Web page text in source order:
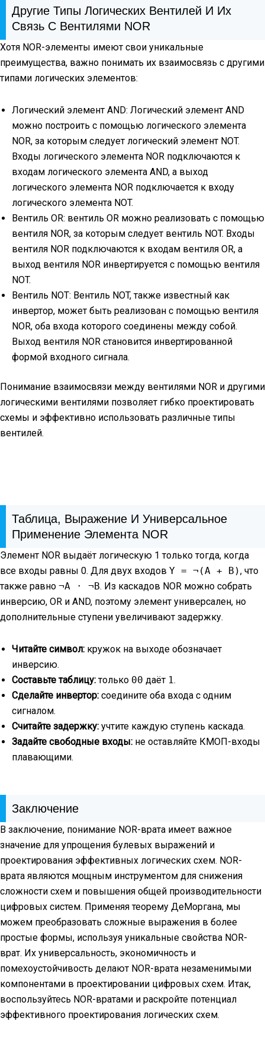
Другие Типы Логических Вентилей И Их
Связь С Вентилями NOR
Хотя NOR-элементы имеют свои уникальные
преимущества, важно понимать их взаимосвязь с другими
типами логических элементов:
Логический элемент AND: Логический элемент AND
можно построить с помощью логического элемента
NOR, за которым следует логический элемент NOT.
Входы логического элемента NOR подключаются к
входам логического элемента AND, а выход
логического элемента NOR подключается к входу
логического элемента NOT.
Вентиль OR: вентиль OR можно реализовать с помощью
вентиля NOR, за которым следует вентиль NOT. Входы
вентиля NOR подключаются к входам вентиля OR, а
выход вентиля NOR инвертируется с помощью вентиля
NOT.
Вентиль NOT: Вентиль NOT, также известный как
инвертор, может быть реализован с помощью вентиля
NOR, оба входа которого соединены между собой.
Выход вентиля NOR становится инвертированной
формой входного сигнала.
Понимание взаимосвязи между вентилями NOR и другими
логическими вентилями позволяет гибко проектировать
схемы и эффективно использовать различные типы
вентилей.
Таблица, Выражение И Универсальное
Применение Элемента NOR
Элемент NOR выдаёт логическую 1 только тогда, когда
все входы равны 0. Для двух входов Y = ¬(A + B), что
также равно ¬A · ¬B. Из каскадов NOR можно собрать
инверсию, OR и AND, поэтому элемент универсален, но
дополнительные ступени увеличивают задержку.
Читайте символ: кружок на выходе обозначает
инверсию.
Составьте таблицу:только 00 даёт 1.
Сделайте инвертор: соедините оба входа с одним
сигналом.
Считайте задержку: учтите каждую ступень каскада.
Задайте свободные входы: не оставляйте КМОП-входы
плавающими.
Заключение
В заключение, понимание NOR-врата имеет важное
значение для упрощения булевых выражений и
проектирования эффективных логических схем. NOR-
врата являются мощным инструментом для снижения
сложности схем и повышения общей производительности
цифровых систем. Применяя теорему ДеМоргана, мы
можем преобразовать сложные выражения в более
простые формы, используя уникальные свойства NOR-
врат. Их универсальность, экономичность и
помехоустойчивость делают NOR-врата незаменимыми
компонентами в проектировании цифровых схем. Итак,
воспользуйтесь NOR-вратами и раскройте потенциал
эффективного проектирования логических схем.